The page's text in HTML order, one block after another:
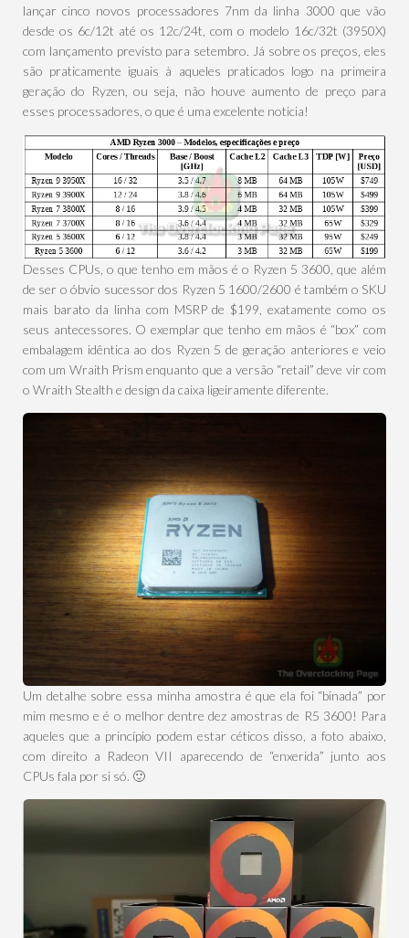
lançar cinco novos processadores 7nm da linha 3000 que vão
desde os 6c/12t até os 12c/24t, com o modelo 16c/32t (3950X)
com lançamento previsto para setembro. Já sobre os preços, eles
são praticamente iguais à aqueles praticados logo na primeira
geração do Ryzen, ou seja, não houve aumento de preço para
esses processadores, o que é uma excelente noticia!
Desses CPUs, o que tenho em mãos é o Ryzen 5 3600, que além
de ser o óbvio sucessor dos Ryzen 5 1600/2600 é também o SKU
mais barato da linha com MSRP de $199, exatamente como os
seus antecessores. O exemplar que tenho em mãos é “box” com
embalagem idêntica ao dos Ryzen 5 de geração anteriores e veio
com um Wraith Prism enquanto que a versão “retail” deve vir com
o Wraith Stealth e design da caixa ligeiramente diferente.
Um detalhe sobre essa minha amostra é que ela foi “binada” por
mim mesmo e é o melhor dentre dez amostras de R5 3600! Para
aqueles que a princípio podem estar céticos disso, a foto abaixo,
com direito a Radeon VII aparecendo de “enxerida” junto aos
CPUs fala por si só. 🙂